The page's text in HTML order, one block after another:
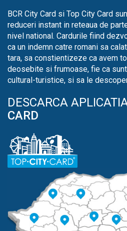
BCR City Card si Top City Card
reduceri instant in reteaua de
nivel national. Cardurile fiind
ca un indemn catre romani sa
tara, sa constientizeze ca avem
deosebite si frumoase, fie ca
cultural-turistice, si sa le
DESCARCA
CARD